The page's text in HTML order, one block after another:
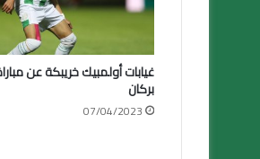
غيابات أولمبيك خريبكة عن
بركان
07/04/2023